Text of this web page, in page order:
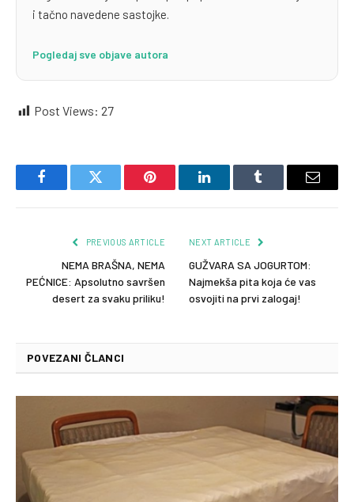
i tačno navedene sastojke.
Pogledaj sve objave autora
Post Views: 27
FacebookTwitter Pinterest LinkedInTumblr Email
PREVIOUS ARTICLE
NEMA BRAŠNA, NEMA
PEĆNICE: Apsolutno savršen
desert za svaku priliku!
NEXT ARTICLE
GUŽVARA SA JOGURTOM:
Najmekša pita koja će vas
osvojiti na prvi zalogaj!
POVEZANI ČLANCI